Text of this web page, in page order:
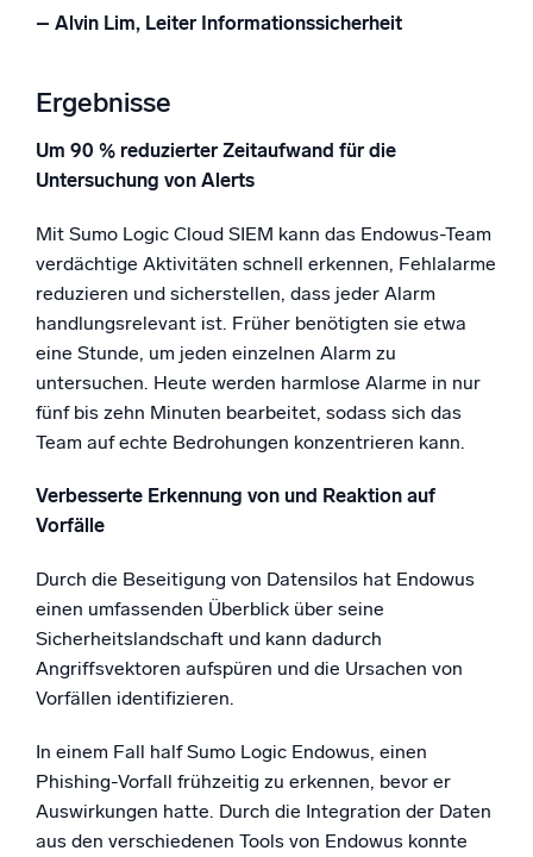
– Alvin Lim, Leiter Informationssicherheit
Ergebnisse
Um 90 % reduzierter Zeitaufwand für die
Untersuchung von Alerts
Mit Sumo Logic Cloud SIEM kann das Endowus-Team
verdächtige Aktivitäten schnell erkennen, Fehlalarme
reduzieren und sicherstellen, dass jeder Alarm
handlungsrelevant ist. Früher benötigten sie etwa
eine Stunde, um jeden einzelnen Alarm zu
untersuchen. Heute werden harmlose Alarme in nur
fünf bis zehn Minuten bearbeitet, sodass sich das
Team auf echte Bedrohungen konzentrieren kann.
Verbesserte Erkennung von und Reaktion auf
Vorfälle
Durch die Beseitigung von Datensilos hat Endowus
einen umfassenden Überblick über seine
Sicherheitslandschaft und kann dadurch
Angriffsvektoren aufspüren und die Ursachen von
Vorfällen identifizieren.
In einem Fall half Sumo Logic Endowus, einen
Phishing-Vorfall frühzeitig zu erkennen, bevor er
Auswirkungen hatte. Durch die Integration der Daten
aus den verschiedenen Tools von Endowus konnte